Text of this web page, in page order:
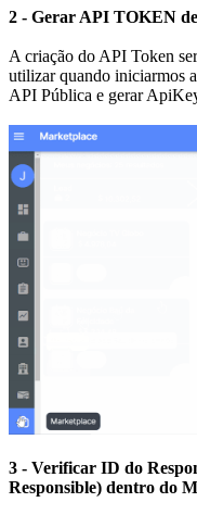
2 - Gerar API TOKEN
A criação do API Token
utilizar quando iniciarmos
API Pública e gerar
3 - Verificar ID do
Responsible) dentro do